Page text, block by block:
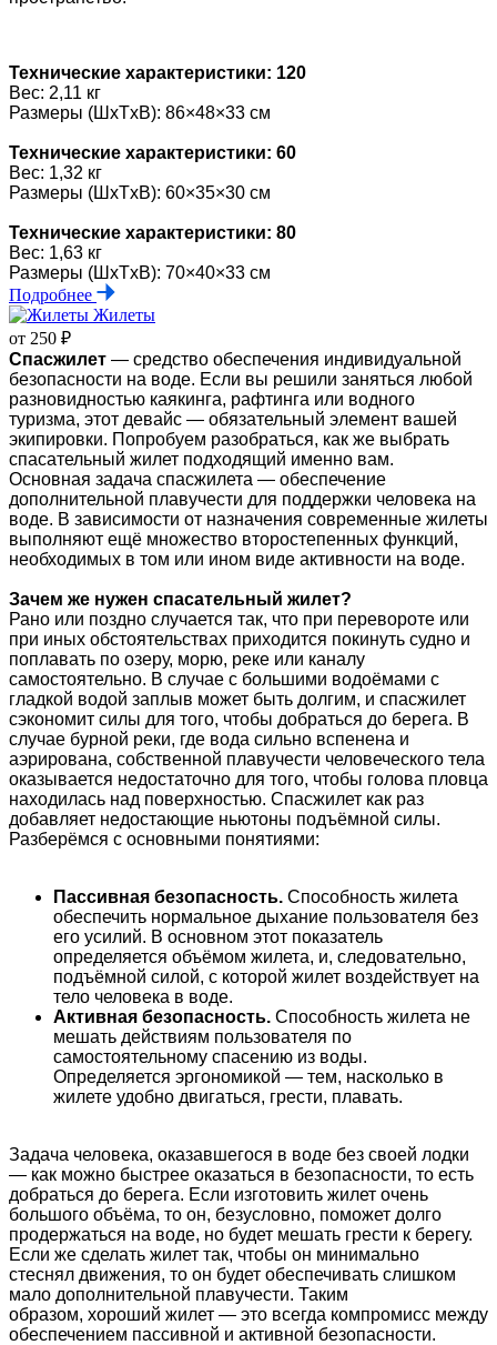
Технические характеристики: 120
Вес: 2,11 кг
Размеры (ШxTxB): 86×48×33 см
Технические характеристики: 60
Вес: 1,32 кг
Размеры (ШxTxB): 60×35×30 см
Технические характеристики: 80
Вес: 1,63 кг
Размеры (ШxTxB): 70×40×33 см
Подробнее
Жилеты
от 250 ₽
Спасжилет — средство обеспечения индивидуальной
безопасности на воде. Если вы решили заняться любой
разновидностью каякинга, рафтинга или водного
туризма, этот девайс — обязательный элемент вашей
экипировки. Попробуем разобраться, как же выбрать
спасательный жилет подходящий именно вам.
Основная задача спасжилета — обеспечение
дополнительной плавучести для поддержки человека на
воде. В зависимости от назначения современные жилеты
выполняют ещё множество второстепенных функций,
необходимых в том или ином виде активности на воде.
Зачем же нужен спасательный жилет?
Рано или поздно случается так, что при перевороте или
при иных обстоятельствах приходится покинуть судно и
поплавать по озеру, морю, реке или каналу
самостоятельно. В случае с большими водоёмами с
гладкой водой заплыв может быть долгим, и спасжилет
сэкономит силы для того, чтобы добраться до берега. В
случае бурной реки, где вода сильно вспенена и
аэрирована, собственной плавучести человеческого тела
оказывается недостаточно для того, чтобы голова пловца
находилась над поверхностью. Спасжилет как раз
добавляет недостающие ньютоны подъёмной силы.
Разберёмся с основными понятиями:
Пассивная безопасность. Способность жилета
обеспечить нормальное дыхание пользователя без
его усилий. В основном этот показатель
определяется объёмом жилета, и, следовательно,
подъёмной силой, с которой жилет воздействует на
тело человека в воде.
Активная безопасность. Способность жилета не
мешать действиям пользователя по
самостоятельному спасению из воды.
Определяется эргономикой — тем, насколько в
жилете удобно двигаться, грести, плавать.
Задача человека, оказавшегося в воде без своей лодки
— как можно быстрее оказаться в безопасности, то есть
добраться до берега. Если изготовить жилет очень
большого объёма, то он, безусловно, поможет долго
продержаться на воде, но будет мешать грести к берегу.
Если же сделать жилет так, чтобы он минимально
стеснял движения, то он будет обеспечивать слишком
мало дополнительной плавучести. Таким
образом, хороший жилет — это всегда компромисс между
обеспечением пассивной и активной безопасности.